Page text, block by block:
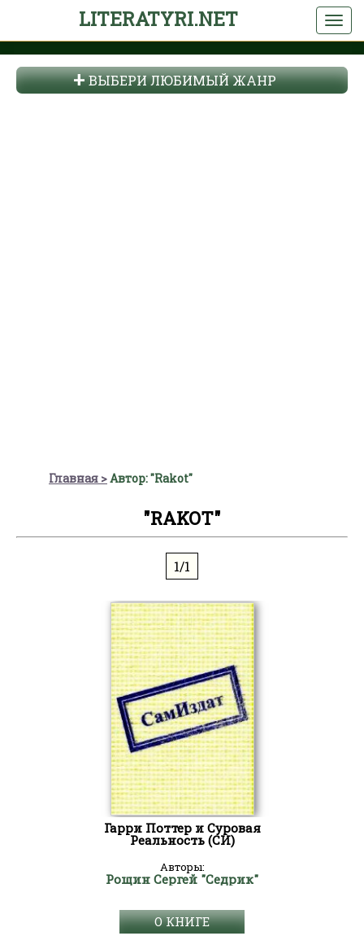
LITERATYRI.NET
ВЫБЕРИ ЛЮБИМЫЙ ЖАНР
Главная Автор: "Rakot"
"RAKOT"
1/1
Гарри Поттер и Суровая
Реальность (СИ)
Авторы:
Рощин Сергей "Седрик"
О КНИГЕ